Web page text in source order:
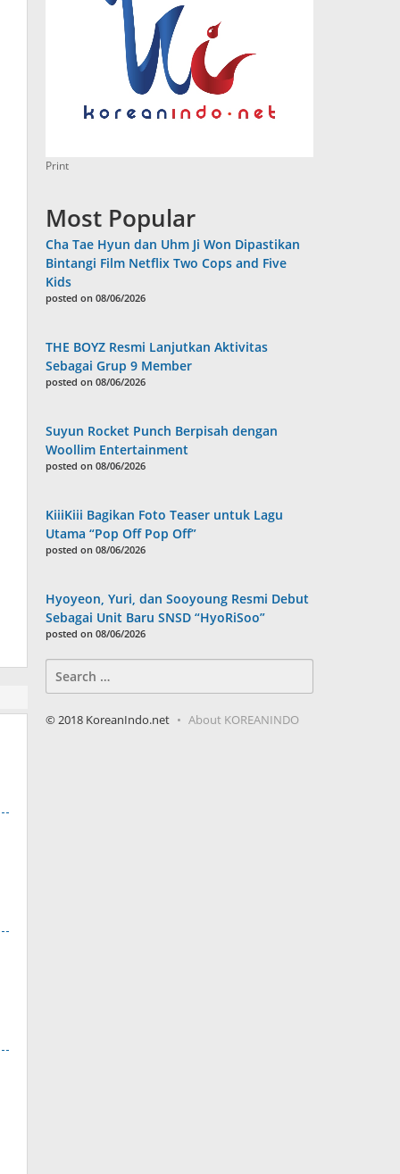
Print
Most Popular
Cha Tae Hyun dan Uhm Ji Won Dipastikan
Bintangi Film Netflix Two Cops and Five
Kids
posted on 08/06/2026
THE BOYZ Resmi Lanjutkan Aktivitas
Sebagai Grup 9 Member
posted on 08/06/2026
Suyun Rocket Punch Berpisah dengan
Woollim Entertainment
posted on 08/06/2026
KiiiKiii Bagikan Foto Teaser untuk Lagu
Utama “Pop Off Pop Off”
posted on 08/06/2026
Hyoyeon, Yuri, dan Sooyoung Resmi Debut
Sebagai Unit Baru SNSD “HyoRiSoo”
posted on 08/06/2026
for:
© 2018 KoreanIndo.net About KOREANINDO